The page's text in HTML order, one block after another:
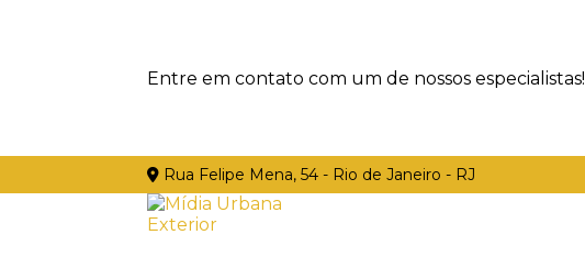
Entre em contato com um de nossos especialistas!
Rua Felipe Mena, 54 - Rio de Janeiro - RJ